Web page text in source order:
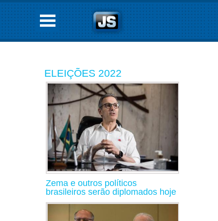
ELEIÇÕES 2022
Zema e outros políticos
brasileiros serão diplomados hoje